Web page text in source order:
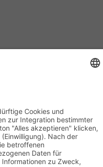
Adlershof
Kekuléstraße 2-4
12489 Berlin